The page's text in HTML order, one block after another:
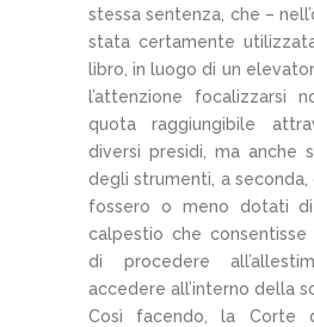
stessa sentenza, che –
stata certamente
libro, in luogo di un
l’attenzione focalizzarsi
quota raggiungibile
diversi presidi, ma anche
degli strumenti, a seconda,
fossero o meno dotati
calpestio che
di procedere
accedere all’interno della
Così facendo, la Corte